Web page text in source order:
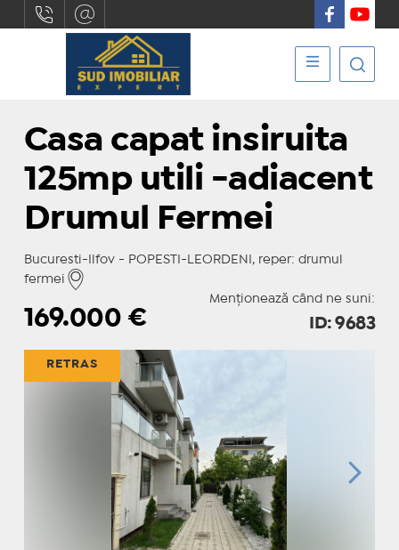
Casa capat insiruita
125mp utili -adiacent
Drumul Fermei
Bucuresti-Ilfov - POPESTI-LEORDENI, reper: drumul
fermei
Menționează când ne suni:
169.000 € ID: 9683
RETRAS